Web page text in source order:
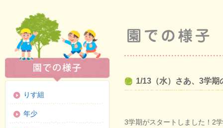
1/13（水）さあ、3学
3学期がスタートしました！2
りす組
年少